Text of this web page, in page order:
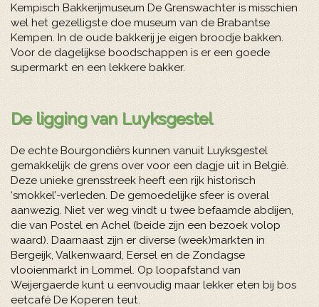
Kempisch Bakkerijmuseum De Grenswachter is misschien
wel het gezelligste doe museum van de Brabantse
Kempen. In de oude bakkerij je eigen broodje bakken.
Voor de dagelijkse boodschappen is er een goede
supermarkt en een lekkere bakker.
De ligging van Luyksgestel
De echte Bourgondiërs kunnen vanuit Luyksgestel
gemakkelijk de grens over voor een dagje uit in België.
Deze unieke grensstreek heeft een rijk historisch
‘smokkel’-verleden. De gemoedelijke sfeer is overal
aanwezig. Niet ver weg vindt u twee befaamde abdijen,
die van Postel en Achel (beide zijn een bezoek volop
waard). Daarnaast zijn er diverse (week)markten in
Bergeijk, Valkenwaard, Eersel en de Zondagse
vlooienmarkt in Lommel. Op loopafstand van
Weijergaerde kunt u eenvoudig maar lekker eten bij bos
eetcafé De Koperen teut.